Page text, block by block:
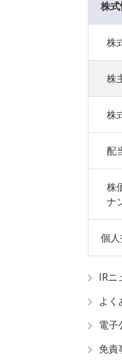
株
株
株
株
配
株
ナ
個
IRニ
よく
電子
免責